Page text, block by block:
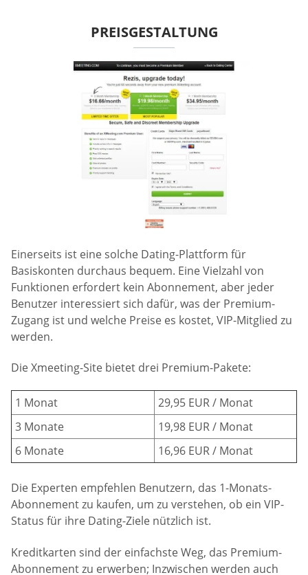
PREISGESTALTUNG
Einerseits ist eine solche Dating-Plattform für
Basiskonten durchaus bequem. Eine Vielzahl von
Funktionen erfordert kein Abonnement, aber jeder
Benutzer interessiert sich dafür, was der Premium-
Zugang ist und welche Preise es kostet, VIP-Mitglied zu
werden.
Die Xmeeting-Site bietet drei Premium-Pakete:
1 Monat
29,95 EUR / Monat
3 Monate
19,98 EUR / Monat
6 Monate
16,96 EUR / Monat
Die Experten empfehlen Benutzern, das 1-Monats-
Abonnement zu kaufen, um zu verstehen, ob ein VIP-
Status für ihre Dating-Ziele nützlich ist.
Kreditkarten sind der einfachste Weg, das Premium-
Abonnement zu erwerben; Inzwischen werden auch